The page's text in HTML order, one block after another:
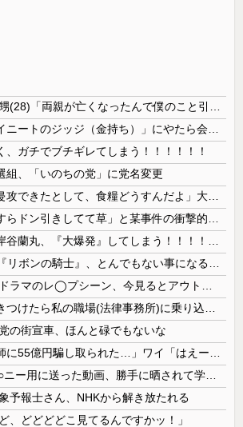
、ガチでブチギレてしまう！！！！！！
組、「いのちの党」に党名変更
の街宣車、ほんと碌でもないな
予報士さん、NHKから解き放たれる
、どどどどこ見てるんですかッ！」